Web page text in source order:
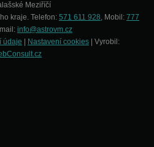
Meziříčí
kraje. Telefon: 571 611 928, Mobil: 777
info@astrovm.cz
údaje
Nastavení cookies | Vyrobil: